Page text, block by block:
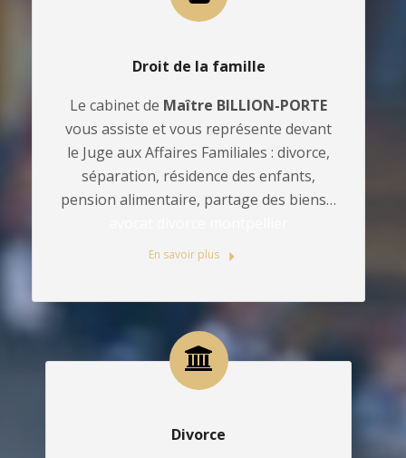
Droit de la famille
Le cabinet de Maître BILLION-PORTE
vous assiste et vous représente devant
le Juge aux Affaires Familiales : divorce,
séparation, résidence des enfants,
pension alimentaire, partage des biens…
En savoir plus
Divorce